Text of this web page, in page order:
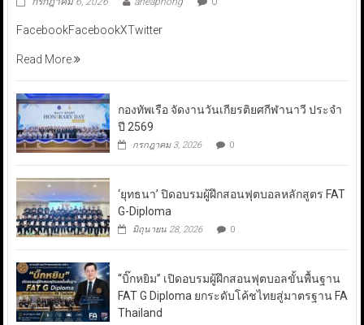
FacebookFacebookXTwitter
Read More
กองทัพเรือ จัดงานวันเกียรติยศกีฬานาวี ประจำ
ปี 2569
กรกฎาคม 3, 2026 0
‘ยุทธนา’ ปิดอบรมผู้ฝึกสอนฟุตบอลหลักสูตร FAT
G-Diploma
มิถุนายน 28, 2026 0
“บิ๊กหยิม” เปิดอบรมผู้ฝึกสอนฟุตบอลขั้นพื้นฐาน
FAT G Diploma ยกระดับโค้ชไทยสู่มาตรฐาน FA
Thailand